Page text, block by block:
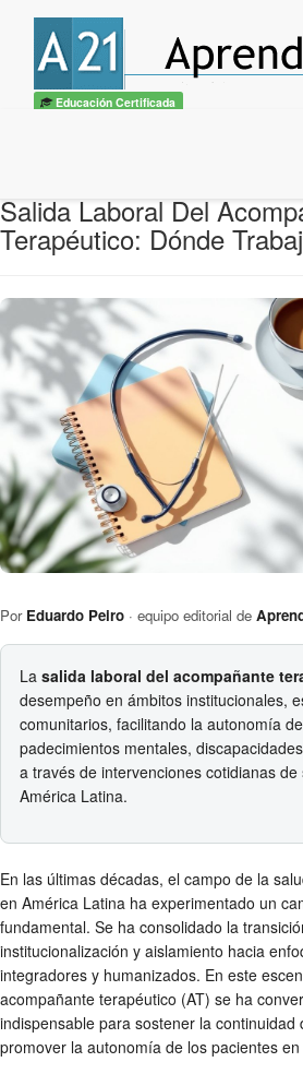
Educación Certificada
Salida Laboral Del
Terapéutico: Dónde
Por Eduardo Peiro · equipo editorial de
La salida laboral del acompañante
desempeño en ámbitos institucionales,
comunitarios, facilitando la autonomía
padecimientos mentales,
a través de intervenciones cotidianas
América Latina.
En las últimas décadas, el campo de la
en América Latina ha experimentado un
fundamental. Se ha consolidado la
institucionalización y aislamiento hacia
integradores y humanizados. En este
acompañante terapéutico (AT) se ha
indispensable para sostener la continuidad
promover la autonomía de los pacientes